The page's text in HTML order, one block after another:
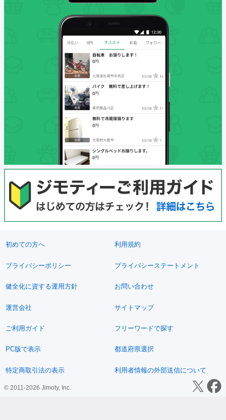
初めての方へ 利用規約
プライバシーポリシー プライバシーステートメント
健全化に資する運用方針 お問い合わせ
運営会社 サイトマップ
ご利用ガイド フリーワードで探す
PC版で表示 都道府県選択
特定商取引法の表示 利用者情報の外部送信について
© 2011-2026 Jimoty, Inc.